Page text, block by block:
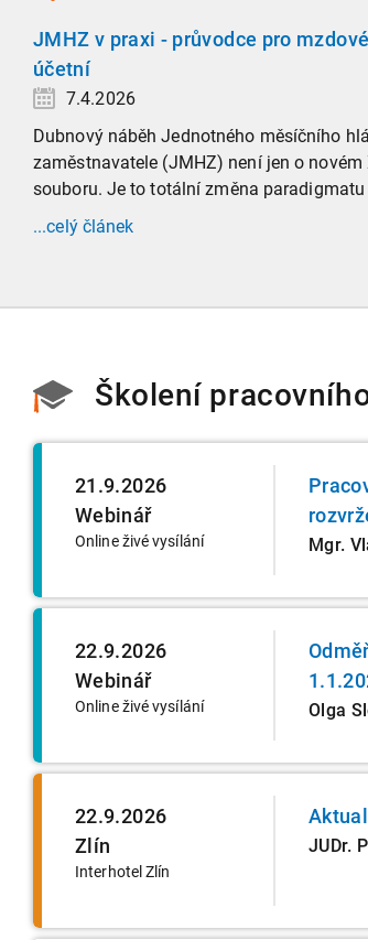
JMHZ v praxi - průvodce pro mzdové
účetní
7.4.2026
Dubnový náběh Jednotného měsíčního
zaměstnavatele (JMHZ) není jen o novém
souboru. Je to totální změna paradigmatu
evidenci zaměstnanců, která propojuje
správu, finanční úřady a úřady práce do
...celý článek
Školení
21.9.2026
Webinář
Online živé vysílání Mgr.
22.9.2026
Webinář
Online živé vysílání Olga
22.9.2026
Zlín
Interhotel Zlín
JUDr.